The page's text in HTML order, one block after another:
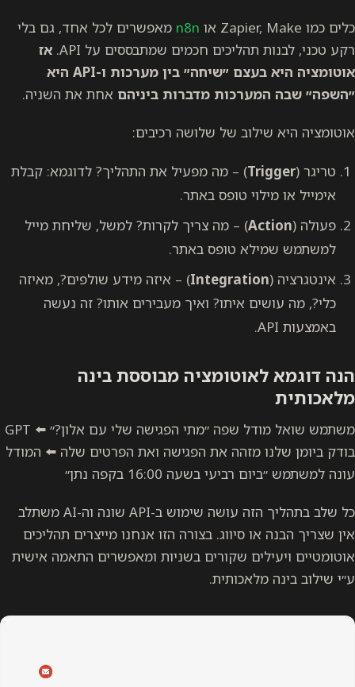
כלים כמו Zapier, Make או n8n מאפשרים לכל אחד, גם בלי
רקע טכני, לבנות תהליכים חכמים שמתבססים על API.
אז
אוטומציה היא בעצם ״שיחה״ בין מערכות ו-API היא
״השפה״ שבה המערכות מדברות ביניהם אחת את השניה.
אוטומציה היא שילוב של שלושה רכיבים:
טריגר (Trigger) – מה מפעיל את התהליך? לדוגמא: קבלת
אימייל או מילוי טופס באתר.
פעולה (Action) – מה צריך לקרות? למשל, שליחת מייל
למשתמש שמילא טופס באתר.
אינטגרציה (Integration) – איזה מידע שולפים?, מאיזה
כלי?, מה עושים איתו? ואיך מעבירים אותו? זה נעשה
באמצעות API.
הנה דוגמא לאוטומציה מבוססת בינה
מלאכותית
משתמש שואל מודל שפה ״מתי הפגישה שלי עם אלון?״ ⬅️ GPT
בודק ביומן שלנו מזהה את הפגישה ואת הפרטים שלה ⬅️ המודל
עונה למשתמש ״ביום רביעי בשעה 16:00 בקפה נתן״
כל שלב בתהליך הזה עושה שימוש ב-API שונה וה-AI משתלב
אין שצריך הבנה או סיווג. בצורה הזו אנחנו מייצרים תהליכים
אוטומטיים ויעילים שקורים בשניות ומאפשרים התאמה אישית
ע״י שילוב בינה מלאכותית.